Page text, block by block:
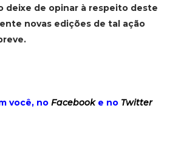
deixe de opinar à respeito deste
novas edições de tal ação
você, noFacebooke no Twitter